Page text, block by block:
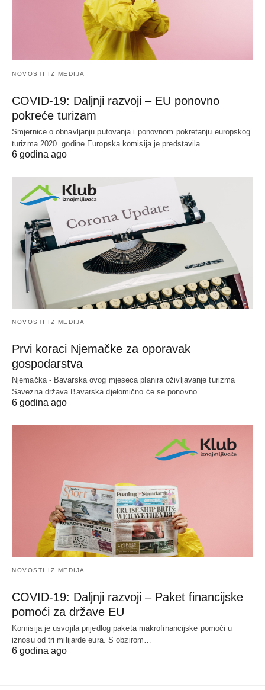
NOVOSTI IZ MEDIJA
COVID-19: Daljnji razvoji – EU ponovno
pokreće turizam
Smjernice o obnavljanju putovanja i ponovnom pokretanju europskog
turizma 2020. godine Europska komisija je predstavila…
6 godina ago
NOVOSTI IZ MEDIJA
Prvi koraci Njemačke za oporavak
gospodarstva
Njemačka - Bavarska ovog mjeseca planira oživljavanje turizma
Savezna država Bavarska djelomično će se ponovno…
6 godina ago
NOVOSTI IZ MEDIJA
COVID-19: Daljnji razvoji – Paket financijske
pomoći za države EU
Komisija je usvojila prijedlog paketa makrofinancijske pomoći u
iznosu od tri milijarde eura. S obzirom…
6 godina ago